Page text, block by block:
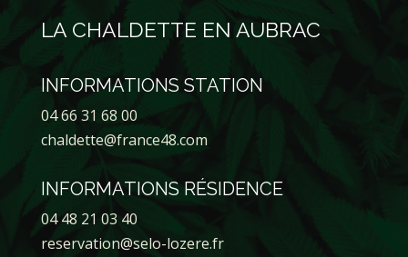
LA CHALDETTE EN AUBRAC
INFORMATIONS STATION
04 66 31 68 00
chaldette@france48.com
INFORMATIONS RÉSIDENCE
04 48 21 03 40
reservation@selo-lozere.fr